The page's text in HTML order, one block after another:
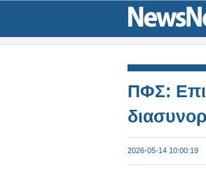
ΠΦΣ:
2026-05-14 10:00:19